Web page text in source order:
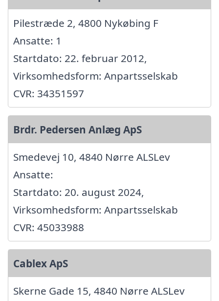
Pilestræde 2, 4800 Nykøbing F
Ansatte: 1
Startdato: 22. februar 2012,
Virksomhedsform: Anpartsselskab
CVR: 34351597
Brdr. Pedersen Anlæg ApS
Smedevej 10, 4840 Nørre ALSLev
Ansatte:
Startdato: 20. august 2024,
Virksomhedsform: Anpartsselskab
CVR: 45033988
Cablex ApS
Skerne Gade 15, 4840 Nørre ALSLev